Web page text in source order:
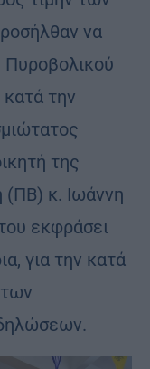
να
Πυροβολικού
την
της
(ΠΒ) κ. Ιωάννη
εκφράσει
για την κατά